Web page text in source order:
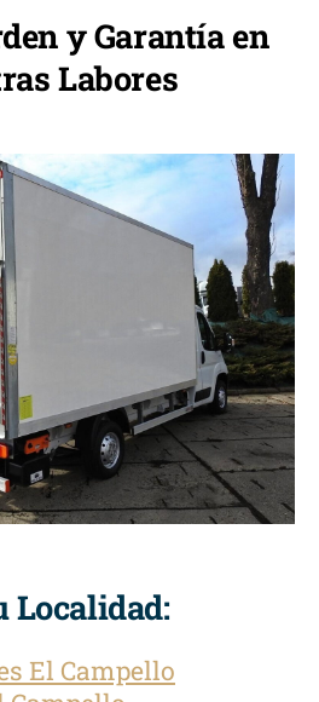
y Garantía en
Labores
Localidad:
El Campello